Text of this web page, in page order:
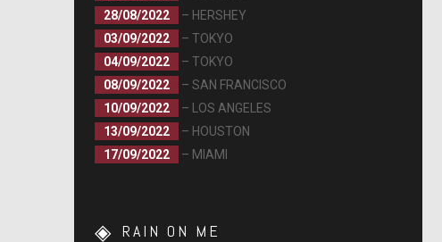
28/08/2022
– HERSHEY
03/09/2022
– TOKYO
04/09/2022
– TOKYO
08/09/2022
– SAN FRANCISCO
10/09/2022
– LOS ANGELES
13/09/2022
– HOUSTON
17/09/2022
– MIAMI
RAIN ON ME